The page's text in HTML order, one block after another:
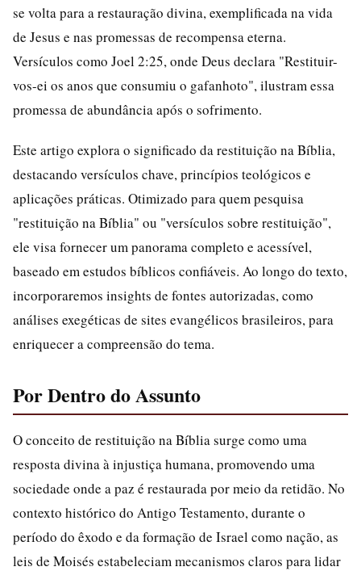
se volta para a restauração divina, exemplificada na vida
de Jesus e nas promessas de recompensa eterna.
Versículos como Joel 2:25, onde Deus declara "Restituir-
vos-ei os anos que consumiu o gafanhoto", ilustram essa
promessa de abundância após o sofrimento.
Este artigo explora o significado da restituição na Bíblia,
destacando versículos chave, princípios teológicos e
aplicações práticas. Otimizado para quem pesquisa
"restituição na Bíblia" ou "versículos sobre restituição",
ele visa fornecer um panorama completo e acessível,
baseado em estudos bíblicos confiáveis. Ao longo do texto,
incorporaremos insights de fontes autorizadas, como
análises exegéticas de sites evangélicos brasileiros, para
enriquecer a compreensão do tema.
Por Dentro do Assunto
O conceito de restituição na Bíblia surge como uma
resposta divina à injustiça humana, promovendo uma
sociedade onde a paz é restaurada por meio da retidão. No
contexto histórico do Antigo Testamento, durante o
período do êxodo e da formação de Israel como nação, as
leis de Moisés estabeleciam mecanismos claros para lidar